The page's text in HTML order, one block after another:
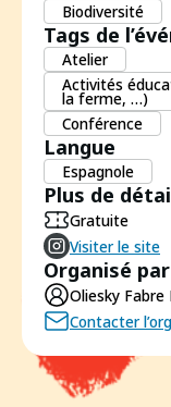
Biodiversité
Tags de
Atelier
Activités
la ferme, …)
Conférence
Langue
Espagnole
Plus de
Gratuite
Visiter le site
Organisé par
Oliesky Fabre
Contacter